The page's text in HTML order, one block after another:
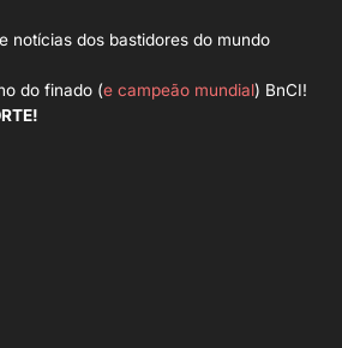
notícias dos bastidores do mundo
do finado (e campeão mundial) BnCI!